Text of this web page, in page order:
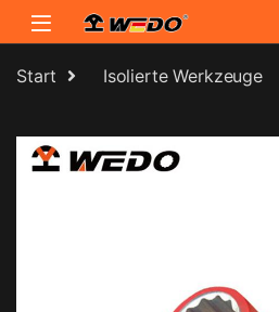
Skip to navigation
Skip to content
Start Isolierte Werkzeuge